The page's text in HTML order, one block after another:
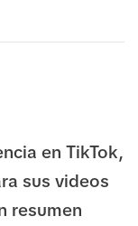
en TikTok,
sus videos
resumen